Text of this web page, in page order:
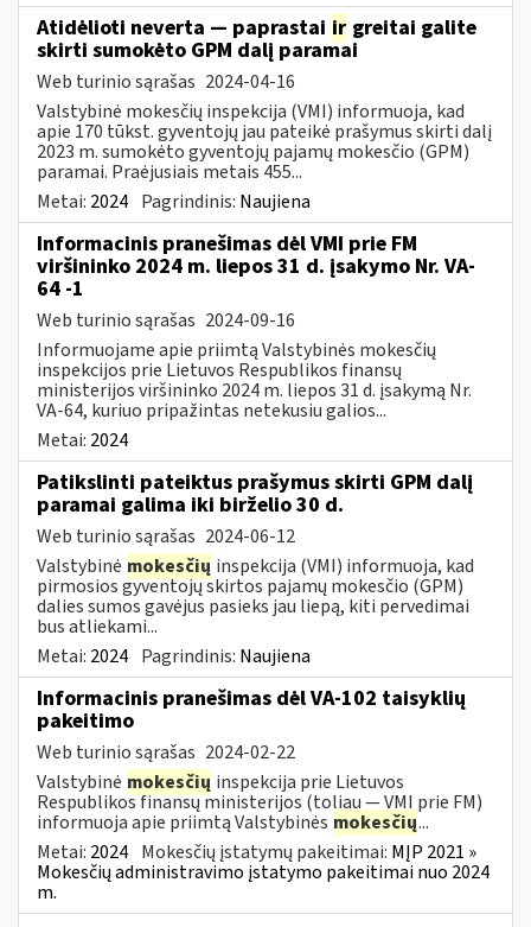
Atidėlioti neverta — paprastai ir greitai galite
skirti sumokėto GPM dalį paramai
Web turinio sąrašas 2024-04-16
Valstybinė mokesčių inspekcija (VMI) informuoja, kad
apie 170 tūkst. gyventojų jau pateikė prašymus skirti dalį
2023 m. sumokėto gyventojų pajamų mokesčio (GPM)
paramai. Praėjusiais metais 455...
Metai: 2024 Pagrindinis: Naujiena
Informacinis pranešimas dėl VMI prie FM
viršininko 2024 m. liepos 31 d. įsakymo Nr. VA-
64 -1
Web turinio sąrašas 2024-09-16
Informuojame apie priimtą Valstybinės mokesčių
inspekcijos prie Lietuvos Respublikos finansų
ministerijos viršininko 2024 m. liepos 31 d. įsakymą Nr.
VA-64, kuriuo pripažintas netekusiu galios...
Metai: 2024
Patikslinti pateiktus prašymus skirti GPM dalį
paramai galima iki birželio 30 d.
Web turinio sąrašas 2024-06-12
Valstybinė mokesčių inspekcija (VMI) informuoja, kad
pirmosios gyventojų skirtos pajamų mokesčio (GPM)
dalies sumos gavėjus pasieks jau liepą, kiti pervedimai
bus atliekami...
Metai: 2024 Pagrindinis: Naujiena
Informacinis pranešimas dėl VA-102 taisyklių
pakeitimo
Web turinio sąrašas 2024-02-22
Valstybinė mokesčių inspekcija prie Lietuvos
Respublikos finansų ministerijos (toliau ― VMI prie FM)
informuoja apie priimtą Valstybinės mokesčių...
Metai: 2024 Mokesčių įstatymų pakeitimai: MĮP 2021 »
Mokesčių administravimo įstatymo pakeitimai nuo 2024
m.